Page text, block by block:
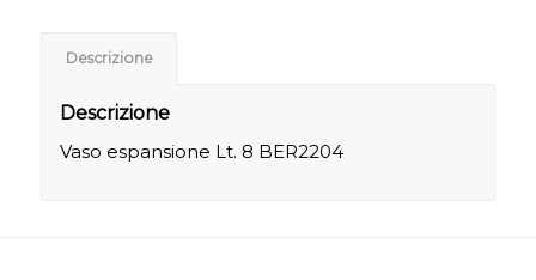
Descrizione
Descrizione
Vaso espansione Lt. 8 BER2204